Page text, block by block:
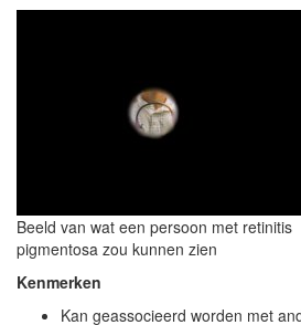
Beeld van wat een persoon met retinitis
pigmentosa zou kunnen zien
Kenmerken
Kan geassocieerd worden met